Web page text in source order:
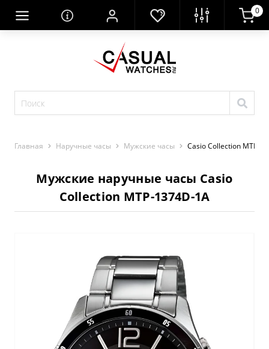
0
Главная Наручные часы Мужские часы Casio Collection MTP-
Мужские наручные часы Casio
Collection MTP-1374D-1A